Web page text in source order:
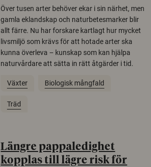
Över tusen arter behöver ekar i sin närhet, men
gamla eklandskap och naturbetesmarker blir
allt färre. Nu har forskare kartlagt hur mycket
livsmiljö som krävs för att hotade arter ska
kunna överleva – kunskap som kan hjälpa
naturvårdare att sätta in rätt åtgärder i tid.
Växter Biologisk mångfald
Träd
Längre pappaledighet
kopplas till lägre risk för